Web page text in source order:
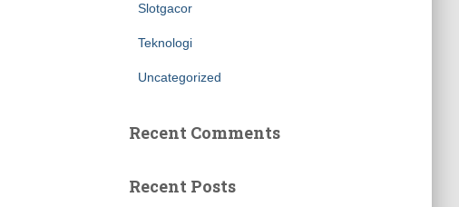
Slotgacor
Teknologi
Uncategorized
Recent Comments
Recent Posts